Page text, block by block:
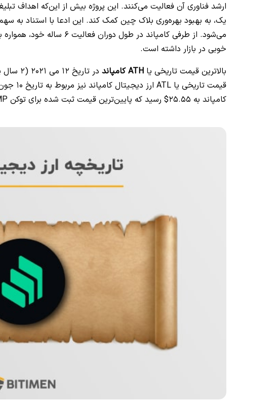
ارشد فناوری آن فعالیت می‌کنند. این پروژه بیش از این‌که اهداف
می‌شود. از طرفی کامپاند در
خوبی در بازار داشته است.
بالاترین قیمت تاریخی یا ATH کامپاند
کامپاند به 25.55$ رسید که پایین‌ترین قیمت ثبت شده برای توکن COMP به شمار می‌رود.